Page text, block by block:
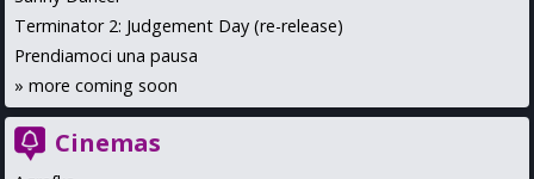
Terminator 2: Judgement Day (re-release)
Prendiamoci una pausa
» more coming soon
Cinemas